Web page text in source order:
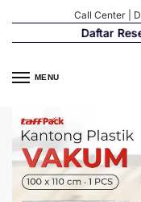
Call Center
Daftar
MENU